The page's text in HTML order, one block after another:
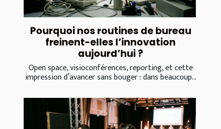
Pourquoi nos routines de bureau
freinent-elles l’innovation
aujourd’hui ?
Open space, visioconférences, reporting, et cette
impression d’avancer sans bouger : dans beaucoup...